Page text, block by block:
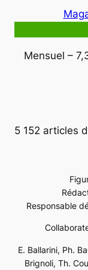
Mensuel –
5 152 articles
Responsable
E. Ballarini, Ph.
Brignoli, Th.